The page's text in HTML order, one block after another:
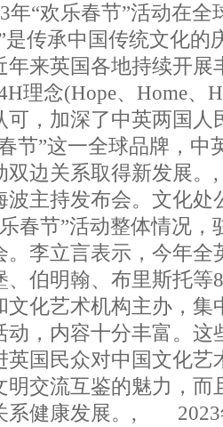
年“欢乐春节”活动在
是传承中国传统文化的
来英国各地持续开展
理念(Hope、Home、
可，加深了中英两国人
节”这一全球品牌，中
双边关系取得新发
波主持发布会。文化处
春节”活动整体情况
李立言表示，今年全
伯明翰、布里斯托等
文化艺术机构主办，集
，内容十分丰富。这
英国民众对中国文化艺
明交流互鉴的魅力，而
系健康发展。, 2023